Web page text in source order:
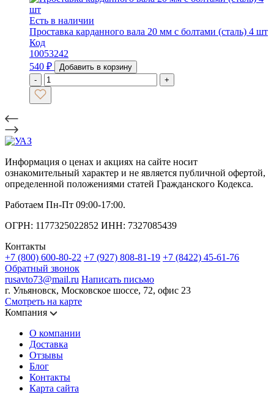
Есть в наличии
Проставка карданного вала 20 мм с болтами (сталь) 4 шт
Код
10053242
540 ₽
Добавить в корзину
-
+
Информация о ценах и акциях на сайте носит
ознакомительный характер и не является публичной офертой,
определенной положениями статей Гражданского Кодекса.
Работаем Пн-Пт 09:00-17:00.
ОГРН: 1177325022852 ИНН: 7327085439
Контакты
+7 (800) 600-80-22 +7 (927) 808-81-19 +7 (8422) 45-61-76
Обратный звонок
rusavto73@mail.ru Написать письмо
г. Ульяновск, Московское шоссе, 72, офис 23
Смотреть на карте
Компания
О компании
Доставка
Отзывы
Блог
Контакты
Карта сайта